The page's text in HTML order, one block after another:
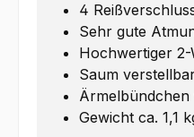
4
Sehr gute
Hochwertiger 2-
Saum
Gewicht ca. 1,1